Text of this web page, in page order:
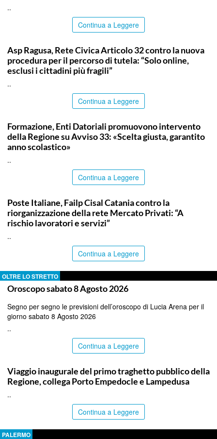
..
Continua a Leggere
Asp Ragusa, Rete Civica Articolo 32 contro la nuova
procedura per il percorso di tutela: “Solo online,
esclusi i cittadini più fragili”
..
Continua a Leggere
Formazione, Enti Datoriali promuovono intervento
della Regione su Avviso 33: «Scelta giusta, garantito
anno scolastico»
..
Continua a Leggere
Poste Italiane, Failp Cisal Catania contro la
riorganizzazione della rete Mercato Privati: “A
rischio lavoratori e servizi”
..
Continua a Leggere
OLTRE LO STRETTO
Oroscopo sabato 8 Agosto 2026
Segno per segno le previsioni dell’oroscopo di Lucia Arena per il
giorno sabato 8 Agosto 2026
..
Continua a Leggere
Viaggio inaugurale del primo traghetto pubblico della
Regione, collega Porto Empedocle e Lampedusa
..
Continua a Leggere
PALERMO